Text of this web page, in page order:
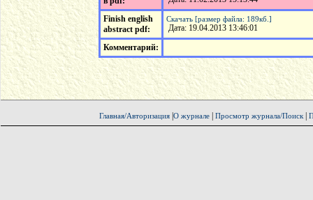
Finish english
abstract pdf:
Скачать [размер файла: 189кб.]
Дата: 19.04.2013 13:46:01
Комментарий:
Главная/Авторизация| О журнале| Просмотр журнала/Поиск|